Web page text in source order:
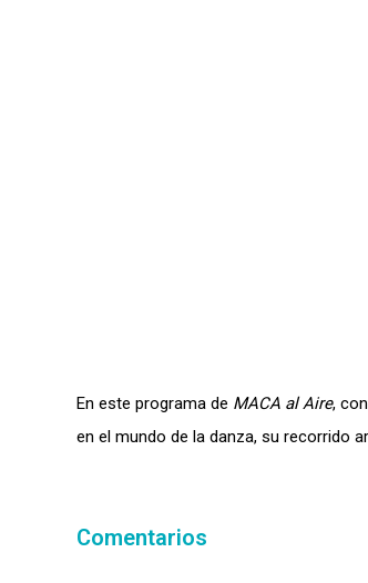
En este programa de MACA al Aire,
en el mundo de la danza, su recorrido
Comentarios